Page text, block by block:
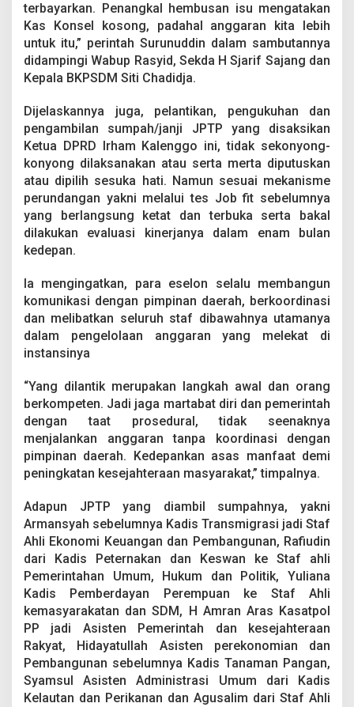
terbayarkan. Penangkal hembusan isu mengatakan
Kas Konsel kosong, padahal anggaran kita lebih
untuk itu,” perintah Surunuddin dalam sambutannya
didampingi Wabup Rasyid, Sekda H Sjarif Sajang dan
Kepala BKPSDM Siti Chadidja.
Dijelaskannya juga, pelantikan, pengukuhan dan
pengambilan sumpah/janji JPTP yang disaksikan
Ketua DPRD Irham Kalenggo ini, tidak sekonyong-
konyong dilaksanakan atau serta merta diputuskan
atau dipilih sesuka hati. Namun sesuai mekanisme
perundangan yakni melalui tes Job fit sebelumnya
yang berlangsung ketat dan terbuka serta bakal
dilakukan evaluasi kinerjanya dalam enam bulan
kedepan.
Ia mengingatkan, para eselon selalu membangun
komunikasi dengan pimpinan daerah, berkoordinasi
dan melibatkan seluruh staf dibawahnya utamanya
dalam pengelolaan anggaran yang melekat di
instansinya
“Yang dilantik merupakan langkah awal dan orang
berkompeten. Jadi jaga martabat diri dan pemerintah
dengan taat prosedural, tidak seenaknya
menjalankan anggaran tanpa koordinasi dengan
pimpinan daerah. Kedepankan asas manfaat demi
peningkatan kesejahteraan masyarakat,” timpalnya.
Adapun JPTP yang diambil sumpahnya, yakni
Armansyah sebelumnya Kadis Transmigrasi jadi Staf
Ahli Ekonomi Keuangan dan Pembangunan, Rafiudin
dari Kadis Peternakan dan Keswan ke Staf ahli
Pemerintahan Umum, Hukum dan Politik, Yuliana
Kadis Pemberdayan Perempuan ke Staf Ahli
kemasyarakatan dan SDM, H Amran Aras Kasatpol
PP jadi Asisten Pemerintah dan kesejahteraan
Rakyat, Hidayatullah Asisten perekonomian dan
Pembangunan sebelumnya Kadis Tanaman Pangan,
Syamsul Asisten Administrasi Umum dari Kadis
Kelautan dan Perikanan dan Agusalim dari Staf Ahli